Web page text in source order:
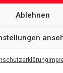
Ablehnen
Warum plötzlich